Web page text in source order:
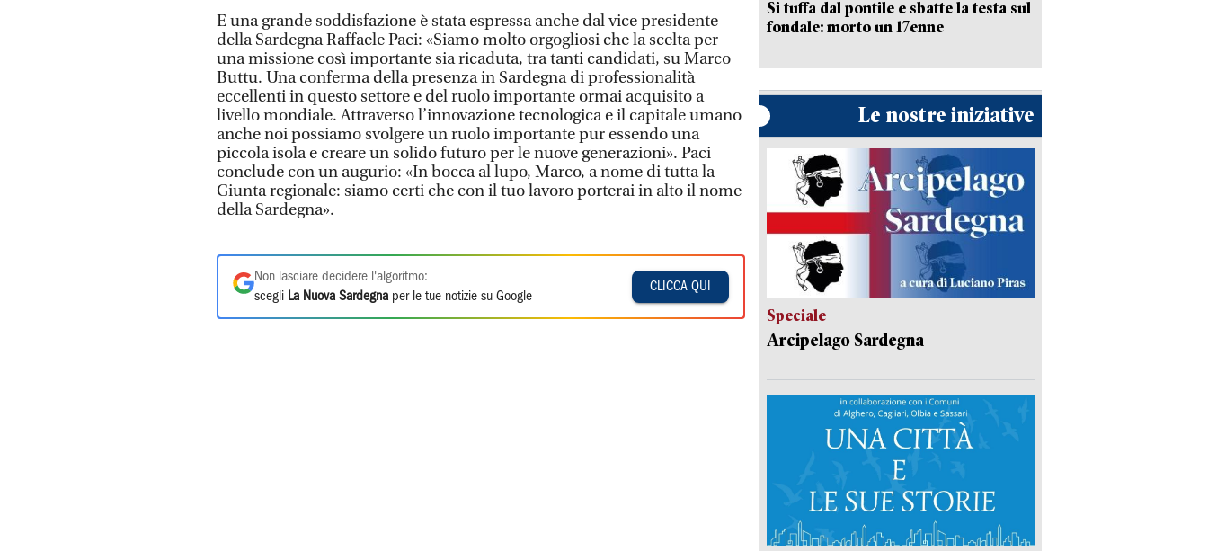
E una grande soddisfazione è stata espressa anche dal vice presidente
della Sardegna Raffaele Paci: «Siamo molto orgogliosi che la scelta per
una missione così importante sia ricaduta, tra tanti candidati, su Marco
Buttu. Una conferma della presenza in Sardegna di professionalità
eccellenti in questo settore e del ruolo importante ormai acquisito a
livello mondiale. Attraverso l’innovazione tecnologica e il capitale umano
anche noi possiamo svolgere un ruolo importante pur essendo una
piccola isola e creare un solido futuro per le nuove generazioni». Paci
conclude con un augurio: «In bocca al lupo, Marco, a nome di tutta la
Giunta regionale: siamo certi che con il tuo lavoro porterai in alto il nome
della Sardegna».
Non lasciare decidere l'algoritmo:
scegli La Nuova Sardegna per le tue notizie su Google
CLICCA QUI
Si tuffa dal pontile e sbatte la testa sul
fondale: morto un 17enne
Le nostre iniziative
Speciale
Arcipelago Sardegna